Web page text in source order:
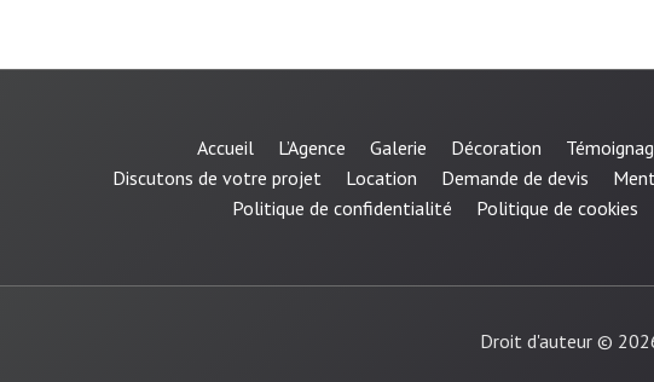
Accueil L’Agence Galerie Décoration
Discutons de votre projet
Location Demande de devis
Politique de confidentialité
Politique de cookies
Droit d'auteur ©